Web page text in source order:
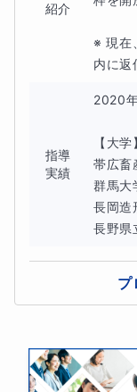
紹介
※ 現在
内に返
指導
実績
2020
【大学
帯広畜
群馬大
長岡造
長野県
プ